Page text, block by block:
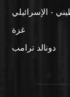
- الإسرائيلي
غزة
دونالد ترامب